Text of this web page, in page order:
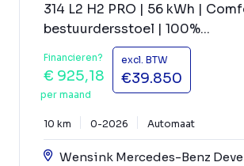
314 L2 H2 PRO | 56 kWh |
bestuurdersstoel | 100%...
Financieren?
€ 925,18
per maand
excl. BTW
€39.850
10 km 0-2026 Automaat
Wensink Mercedes-Benz